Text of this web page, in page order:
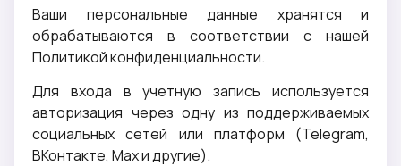
Ваши персональные данные хранятся и
обрабатываются в соответствии с нашей
Политикой конфиденциальности.
Для входа в учетную запись используется
авторизация через одну из поддерживаемых
социальных сетей или платформ (Telegram,
ВКонтакте, Max и другие).